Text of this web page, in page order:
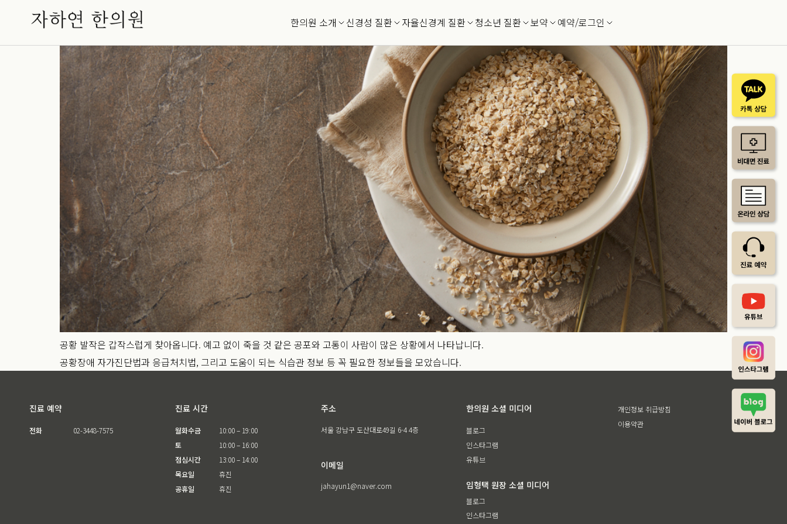
한의원 소개 신경성 질환 자율신경계 질환 청소년 질환 보약 예약/로그인
공황장애의 모든 것
공황 발작은 갑작스럽게 찾아옵니다. 예고 없이 죽을 것 같은 공포와 고통이 사람이 많은 상황에서 나타납니다.
공황장애 자가진단법과 응급처치법, 그리고 도움이 되는 식습관 정보 등 꼭 필요한 정보들을 모았습니다.
진료 예약
전화 02-3448-7575
진료 시간
월화수금
토
점심시간
목요일
공휴일
10:00 – 19:00
10:00 – 16:00
13:00 – 14:00
휴진
휴진
주소
서울 강남구 도산대로49길 6-4 4층
이메일
jahayun1@naver.com
한의원 소셜 미디어
블로그
인스타그램
유튜브
임형택 원장 소셜 미디어
블로그
인스타그램
개인정보 취급방침
이용약관